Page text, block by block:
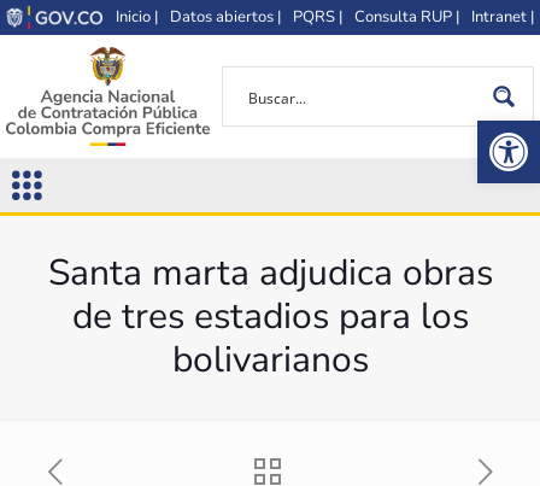
Inicio | Datos abiertos | PQRS | Consulta RUP | Intranet |
Santa marta adjudica obras
de tres estadios para los
bolivarianos